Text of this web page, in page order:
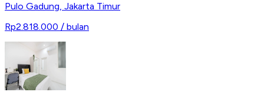
Pulo Gadung, Jakarta Timur
Rp2.818.000 / bulan